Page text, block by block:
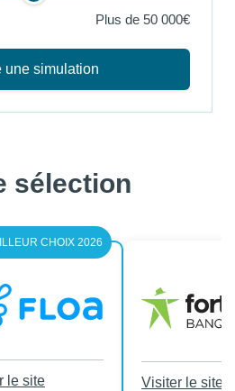
Plus de 50 000€
une simulation
sélection
CHOIX 2026
le site Visiter le site